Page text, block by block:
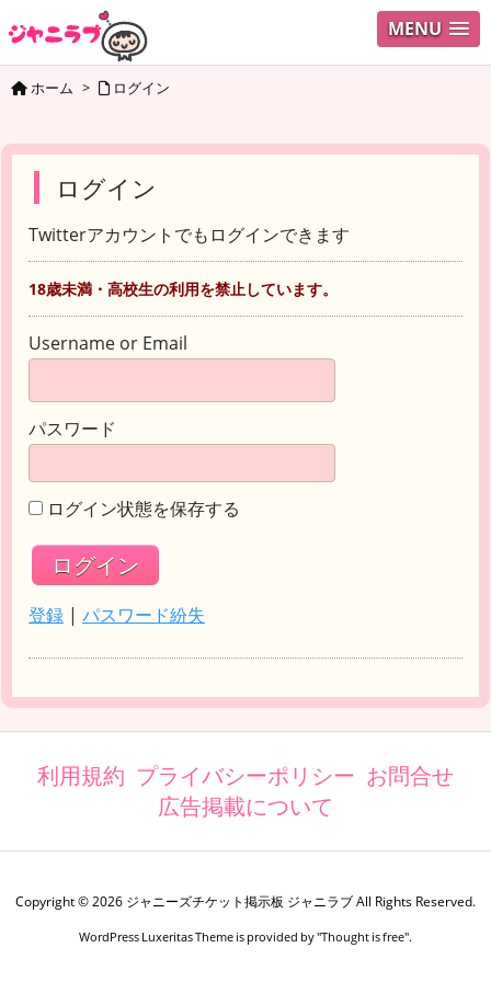
MENU
ホーム > ログイン
ログイン
Twitterアカウントでもログインできます
18歳未満・高校生の利用を禁止しています。
Username or Email
パスワード
ログイン状態を保存する
登録 | パスワード紛失
利用規約 プライバシーポリシー お問合せ
広告掲載について
Copyright ©2026 ジャニーズチケット掲示板 ジャニラブAll Rights Reserved.
WordPress Luxeritas Theme is provided by "Thought is free".